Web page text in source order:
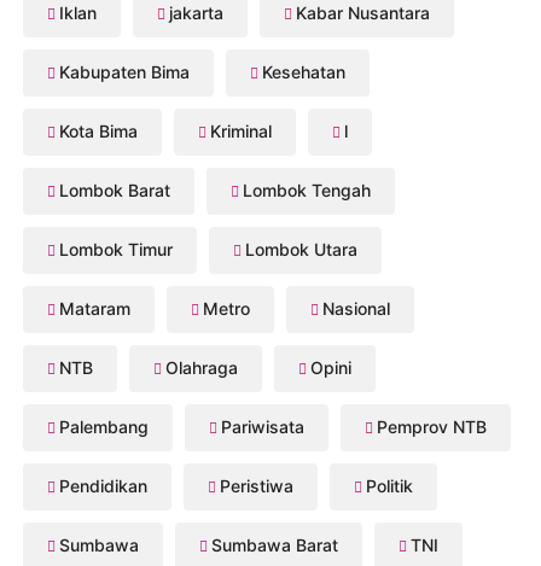
Iklan jakarta Kabar Nusantara
Kabupaten Bima Kesehatan
Kota Bima Kriminal l
Lombok Barat Lombok Tengah
Lombok Timur Lombok Utara
Mataram Metro Nasional
NTB Olahraga Opini
Palembang Pariwisata Pemprov NTB
Pendidikan Peristiwa Politik
Sumbawa Sumbawa Barat TNI